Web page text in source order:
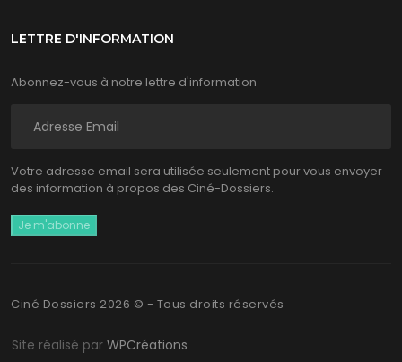
LETTRE D'INFORMATION
Abonnez-vous à notre lettre d'information
Votre adresse email sera utilisée seulement pour vous envoyer
des information à propos des Ciné-Dossiers.
Ciné Dossiers 2026 © - Tous droits réservés
Site réalisé par WPCréations